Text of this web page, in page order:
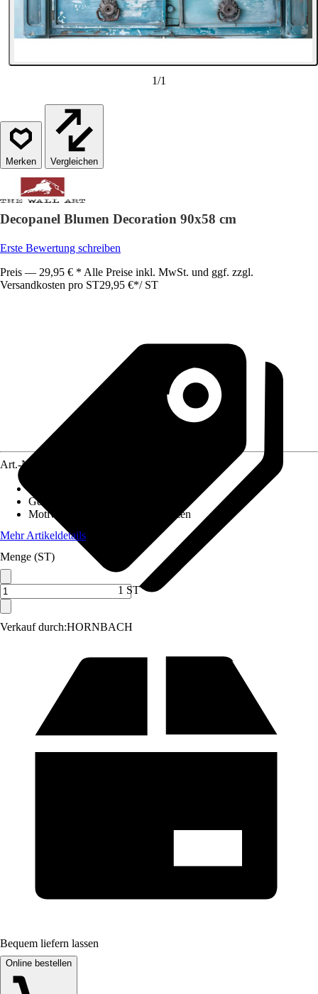
1/1
Vergleichen
Decopanel Blumen Decoration 90x58 cm
Erste Bewertung schreiben
Preis — 29,95 € * Alle Preise inkl. MwSt. und ggf. zzgl.
Versandkosten pro ST29,95 €*/ ST
Verkauf durch:HORNBACH
Art.-Nr.
Gewicht
Motivkategorie
Blumen & Pflanzen
Mehr Artikeldetails
Menge (ST)
1 ST
Bequem liefern lassen
Online bestellen